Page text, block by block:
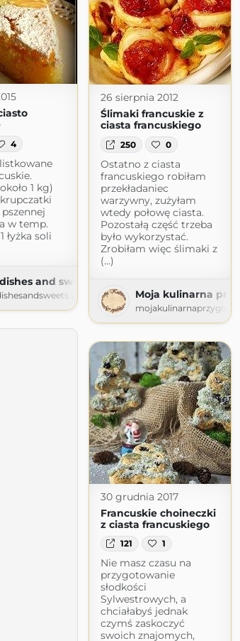
4
1 kg)
w temp.
łyżka soli
and sweets
26 sierpnia 2012
Ślimaki francuskie z
ciasta francuskiego
250 0
Ostatno z ciasta
francuskiego robiłam
przekładaniec
warzywny, zużyłam
wtedy połowę ciasta.
Pozostałą część trzeba
było wykorzystać.
Zrobiłam więc ślimaki z
(...)
Moja kulinarna
30 grudnia 2017
Francuskie choineczki
z ciasta francuskiego
121 1
Nie masz czasu na
przygotowanie
słodkości
Sylwestrowych, a
chciałabyś jednak
czymś zaskoczyć
swoich znajomych,